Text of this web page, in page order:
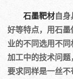
石墨靶材自
好等特点，用石
业的不同选用不
加工中的技术问
要求同样是一丝不